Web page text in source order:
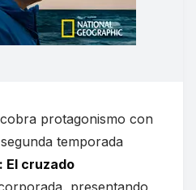
protagonismo con
temporada
El cruzado